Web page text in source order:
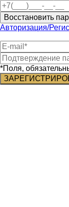
Восстановить
Авторизация/
*Поля,